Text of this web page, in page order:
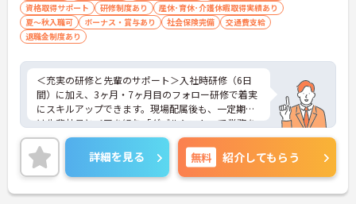
■ 利用者と深く関われるやりがい
日々の変化を感じられる環境です。
・体調確認や生活支援で信頼関係を構築
・機能訓練を通して回復を間近でサポート
→ 「支えるやりがい」を実感できる職場です
■ 安心の福利厚生で長く働ける♪
生活面もしっかりサポート◎
・『退職金制度（勤続6年以上）』あり
・家族手当・交通費全額支給
・健康診断や福利厚生サービス加入
資格取得サポート
研修制度あり
産休･育休･介護休暇取得実績あり
夏～秋入職可
ボーナス・賞与あり 社会保険完備
交通費支給
退職金制度あり
＜充実の研修と先輩のサポート＞入社時研修（6日
間）に加え、3ヶ月・7ヶ月目のフォロー研修で着実
にスキルアップできます。現場配属後も、一定期間
は先輩社員とペアを組む「ダブルシフト」で業務を
習得できるので、一人で抱え込むことはありませ
ん。
＜頑張りが給与に直結！専門性を磨いて年収アップ
＞経験やスキルがしっかり給与に反映される仕組み
です。定期昇給に加え、独自の社内専門資格制度
詳細を見る 無料 紹介してもらう